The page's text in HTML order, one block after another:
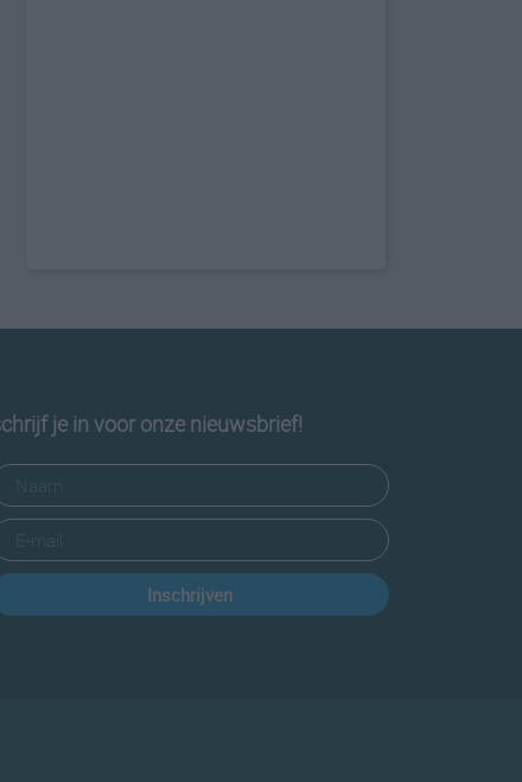
je in voor onze nieuwsbrief!
Inschrijven